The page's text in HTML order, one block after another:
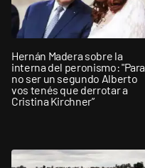
Hernán Madera sobre la
interna del peronismo: "Para
no ser un segundo Alberto
vos tenés que derrotar a
Cristina Kirchner”